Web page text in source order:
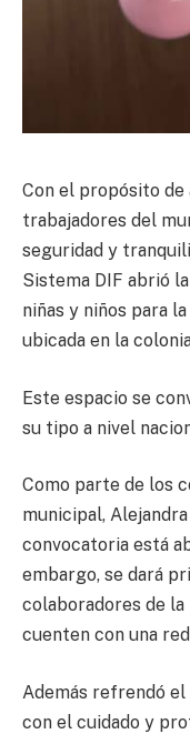
Con el propósito de
trabajadores del
seguridad y
Sistema DIF abrió
niñas y niños para
ubicada en la
Este espacio se
su tipo a nivel
Como parte de los
municipal,
convocatoria está
embargo, se dará
colaboradores de
cuenten con una
Además refrendó
con el cuidado y